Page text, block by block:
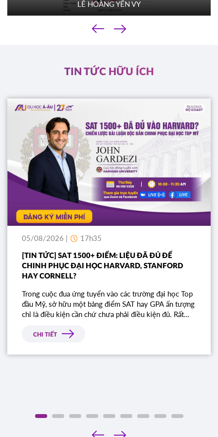
Mỹ TACOMA COMMUNITY COLLEGE
LÊ HOÀNG YẾN VY
‹
›
TIN TỨC HỮU ÍCH
05/08/2026 | 17h35
[TIN TỨC] SAT 1500+ ĐIỂM: LIỆU ĐÃ ĐỦ ĐỂ
CHINH PHỤC ĐẠI HỌC HARVARD, STANFORD
HAY CORNELL?
Trong cuộc đua ứng tuyển vào các trường đại học Top
đầu Mỹ, sở hữu một bảng điểm SAT hay GPA ấn tượng
chỉ là điều kiện cần chứ chưa phải điều kiện đủ. Rất
bị từ chối chỉ vì bài luận thiếu chiều sâu. Đâu là tiêu
tìm kiếm?
CHI TIẾT
‹